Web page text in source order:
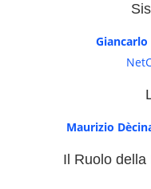
Maurizio
Il Ruolo